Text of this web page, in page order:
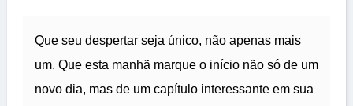
Que seu despertar seja único, não apenas mais
um. Que esta manhã marque o início não só de um
novo dia, mas de um capítulo interessante em sua